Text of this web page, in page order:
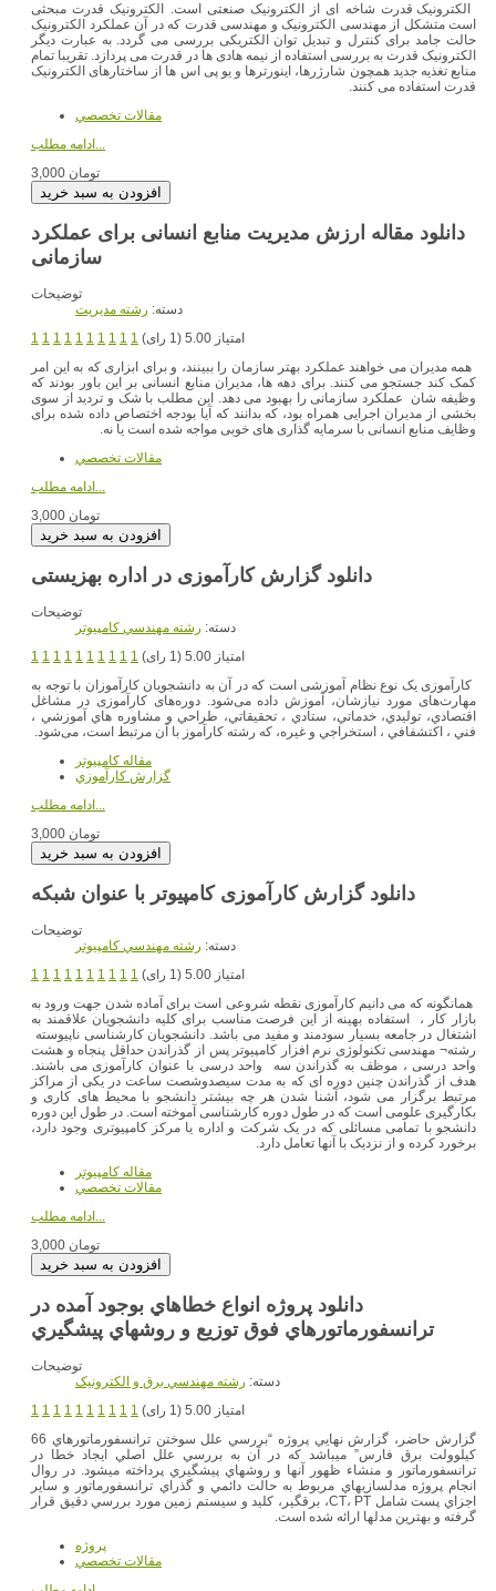
الکترونیک قدرت شاخه ای از الکترونیک صنعتی است. الکترونیک قدرت مبحثی
است متشکل از مهندسی الکترونیک و مهندسی قدرت که در آن عملکرد الکترونیک
حالت جامد برای کنترل و تبدیل توان الکتریکی بررسی می گردد. به عبارت دیگر
الکترونیک قدرت به بررسی استفاده از نیمه هادی ها در قدرت می پردازد. تقریبا تمام
منابع تغذیه جدید همچون شارژرها، اینورترها و یو پی اس ها از ساختارهای الکترونیک
قدرت استفاده می کنند.
مقالات تخصصي
ادامه مطلب...
3,000 تومان
دانلود مقاله ارزش مدیریت منابع انسانی برای عملکرد
سازمانی
توضیحات
دسته: رشته مديريت
1 1 1 1 1 1 1 1 1 1
امتیاز 5.00 (1 رای)
همه مدیران می خواهند عملکرد بهتر سازمان را ببینند، و برای ابزاری که به این امر
کمک کند جستجو می کنند. برای دهه ها، مدیران منابع انسانی بر این باور بودند که
وظیفه شان عملکرد سازمانی را بهبود می دهد. این مطلب با شک و تردید از سوی
بخشی از مدیران اجرایی همراه بود، که بدانند که آیا بودجه اختصاص داده شده برای
وظایف منابع انسانی با سرمایه گذاری های خوبی مواجه شده است یا نه.
مقالات تخصصي
ادامه مطلب...
3,000 تومان
دانلود گزارش کارآموزی در اداره بهزیستی
توضیحات
دسته: رشته مهندسي کامپيوتر
1 1 1 1 1 1 1 1 1 1
امتیاز 5.00 (1 رای)
کارآموزی یک نوع نظام آموزشی است که در آن به دانشجویان کارآموزان با توجه به
مهارت‌های مورد نیازشان، آموزش داده می‌شود. دوره‌های کارآموزی در مشاغل
اقتصادي، توليدي، خدماتي، ستادي ، تحقيقاتي، طراحي و مشاوره هاي آموزشي ،
فني ، اكتشفافي ، استخراجي و غيره، که رشته کارآموز با آن مرتبط است، می‌شود.
مقاله کامپیوتر
گزارش کارآموزي
ادامه مطلب...
3,000 تومان
دانلود گزارش کارآموزی کامپیوتر با عنوان شبکه
توضیحات
دسته: رشته مهندسي کامپيوتر
1 1 1 1 1 1 1 1 1 1
امتیاز 5.00 (1 رای)
همانگونه که می دانیم کارآموزی نقطه شروعی است برای آماده شدن جهت ورود به
بازار کار ، استفاده بهینه از این فرصت مناسب برای کلیه دانشجویان علاقمند به
اشتغال در جامعه بسیار سودمند و مفید می باشد. دانشجویان کارشناسی ناپیوسته
رشته¬ مهندسی تکنولوژی نرم افزار کامپیوتر پس از گذراندن حداقل پنجاه و هشت
واحد درسی ، موظف به گذراندن سه واحد درسی با عنوان کارآموزی می باشند.
هدف از گذراندن چنین دوره ای که به مدت سیصدوشصت ساعت در یکی از مراکز
مرتبط برگزار می شود، آشنا شدن هر چه بیشتر دانشجو با محیط های کاری و
بکارگیری علومی است که در طول دوره کارشناسی آموخته است. در طول این دوره
دانشجو با تمامی مسائلی که در یک شرکت و اداره یا مرکز کامپیوتری وجود دارد،
برخورد کرده و از نزدیک با آنها تعامل دارد.
مقاله کامپیوتر
مقالات تخصصي
3,000 تومان
دانلود پروژه انواع خطاهاي بوجود آمده در
ترانسفورماتورهاي فوق توزيع و روشهاي پيشگيري
توضیحات
دسته: رشته مهندسي برق و الکترونيک
1 1 1 1 1 1 1 1 1 1
امتیاز 5.00 (1 رای)
گزارش حاضر، گزارش نهايي پروژه “بررسي علل سوختن ترانسفورماتورهاي 66
كيلوولت برق فارس” مي‎باشد كه در آن به بررسي علل اصلي ايجاد خطا در
ترانسفورماتور و منشاء ظهور آنها و روشهاي پيشگيري پرداخته مي‏شود. در روال
انجام پروژه مدل‎سازيهاي مربوط به حالت دائمي و گذراي ترانسفورماتور و ساير
اجزاي پست شامل CT، PT، برقگير، كليد و سيستم زمين مورد بررسي دقيق قرار
گرفته و بهترين مدلها ارائه شده است.
پروژه
مقالات تخصصي